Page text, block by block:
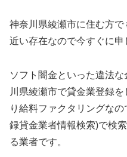
神奈川県綾瀬市に住む方
近い存在なので今すぐに申
ソフト闇金といった違法
川県綾瀬市で貸金業登録
り給料ファクタリングな
録貸金業者情報検索)で検
る業者です。